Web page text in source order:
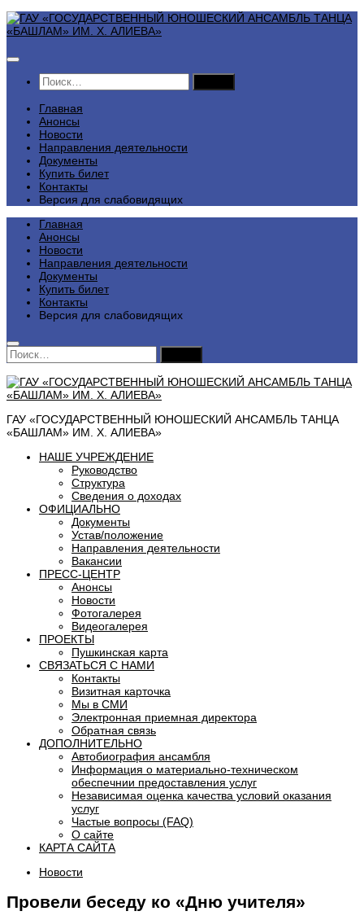
Перейти
к
Найти:
Главная
Анонсы
Новости
Направления деятельности
Документы
Купить билет
Контакты
Версия для слабовидящих
Главная
Анонсы
Новости
Направления деятельности
Документы
Купить билет
Контакты
Версия для слабовидящих
Найти:
ГАУ «ГОСУДАРСТВЕННЫЙ ЮНОШЕСКИЙ АНСАМБЛЬ ТАНЦА
«БАШЛАМ» ИМ. Х. АЛИЕВА»
НАШЕ УЧРЕЖДЕНИЕ
Руководство
Структура
Сведения о доходах
ОФИЦИАЛЬНО
Документы
Устав/положение
Направления деятельности
Вакансии
ПРЕСС-ЦЕНТР
Анонсы
Новости
Фотогалерея
Видеогалерея
ПРОЕКТЫ
Пушкинская карта
СВЯЗАТЬСЯ С НАМИ
Контакты
Визитная карточка
Мы в СМИ
Электронная приемная директора
Обратная связь
ДОПОЛНИТЕЛЬНО
Автобиография ансамбля
Информация о материально-техническом
обеспечнии предоставления услуг
Независимая оценка качества условий оказания
услуг
Частые вопросы (FAQ)
О сайте
КАРТА САЙТА
Новости
Провели беседу ко «Дню учителя»